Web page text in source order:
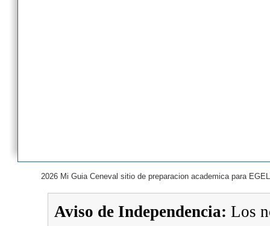
2026 Mi Guia Ceneval sitio de preparacion academica para
Aviso de Independencia: Los